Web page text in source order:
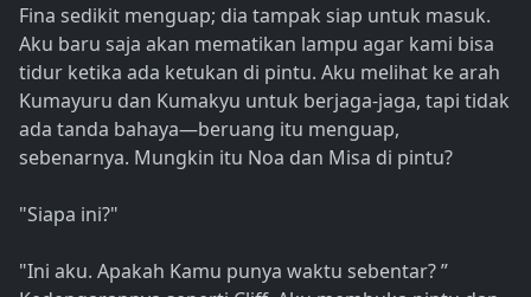
Fina sedikit menguap; dia tampak siap untuk masuk.
Aku baru saja akan mematikan lampu agar kami bisa
tidur ketika ada ketukan di pintu. Aku melihat ke arah
Kumayuru dan Kumakyu untuk berjaga-jaga, tapi tidak
ada tanda bahaya—beruang itu menguap,
sebenarnya. Mungkin itu Noa dan Misa di pintu?
"Siapa ini?"
"Ini aku. Apakah Kamu punya waktu sebentar? ”